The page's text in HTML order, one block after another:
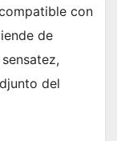
con
de
del